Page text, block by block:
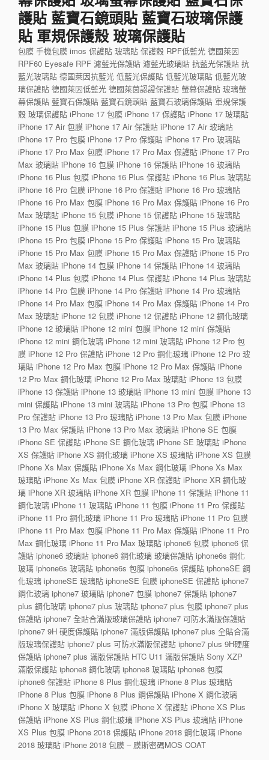
護貼 藍寶石鏡頭貼 藍寶石玻璃保護
貼 軍規保護殼 玻璃保護貼
包膜 手機包膜 imos 保護貼 玻璃貼 保護殼 RPF低藍光 德國萊因
RPF60 Eyesafe RPF 濾藍光保護貼 濾藍光玻璃貼 抗藍光保護貼 抗
藍光玻璃貼 德國萊因抗藍光 低藍光保護貼 低藍光玻璃貼 低藍光玻
璃保護貼 德國萊因低藍光 德國萊茵認證保護貼 螢幕保護貼 玻璃螢
幕保護貼 藍寶石保護貼 藍寶石鏡頭貼 藍寶石玻璃保護貼 軍規保護
殼 玻璃保護貼 iPhone 17 包膜 iPhone 17 保護貼 iPhone 17 玻璃貼
iPhone 17 Air 包膜 iPhone 17 Air 保護貼 iPhone 17 Air 玻璃貼
iPhone 17 Pro 包膜 iPhone 17 Pro 保護貼 iPhone 17 Pro 玻璃貼
iPhone 17 Pro Max 包膜 iPhone 17 Pro Max 保護貼 iPhone 17 Pro
Max 玻璃貼 iPhone 16 包膜 iPhone 16 保護貼 iPhone 16 玻璃貼
iPhone 16 Plus 包膜 iPhone 16 Plus 保護貼 iPhone 16 Plus 玻璃貼
iPhone 16 Pro 包膜 iPhone 16 Pro 保護貼 iPhone 16 Pro 玻璃貼
iPhone 16 Pro Max 包膜 iPhone 16 Pro Max 保護貼 iPhone 16 Pro
Max 玻璃貼 iPhone 15 包膜 iPhone 15 保護貼 iPhone 15 玻璃貼
iPhone 15 Plus 包膜 iPhone 15 Plus 保護貼 iPhone 15 Plus 玻璃貼
iPhone 15 Pro 包膜 iPhone 15 Pro 保護貼 iPhone 15 Pro 玻璃貼
iPhone 15 Pro Max 包膜 iPhone 15 Pro Max 保護貼 iPhone 15 Pro
Max 玻璃貼 iPhone 14 包膜 iPhone 14 保護貼 iPhone 14 玻璃貼
iPhone 14 Plus 包膜 iPhone 14 Plus 保護貼 iPhone 14 Plus 玻璃貼
iPhone 14 Pro 包膜 iPhone 14 Pro 保護貼 iPhone 14 Pro 玻璃貼
iPhone 14 Pro Max 包膜 iPhone 14 Pro Max 保護貼 iPhone 14 Pro
Max 玻璃貼 iPhone 12 包膜 iPhone 12 保護貼 iPhone 12 鋼化玻璃
iPhone 12 玻璃貼 iPhone 12 mini 包膜 iPhone 12 mini 保護貼
iPhone 12 mini 鋼化玻璃 iPhone 12 mini 玻璃貼 iPhone 12 Pro 包
膜 iPhone 12 Pro 保護貼 iPhone 12 Pro 鋼化玻璃 iPhone 12 Pro 玻
璃貼 iPhone 12 Pro Max 包膜 iPhone 12 Pro Max 保護貼 iPhone
12 Pro Max 鋼化玻璃 iPhone 12 Pro Max 玻璃貼 iPhone 13 包膜
iPhone 13 保護貼 iPhone 13 玻璃貼 iPhone 13 mini 包膜 iPhone 13
mini 保護貼 iPhone 13 mini 玻璃貼 iPhone 13 Pro 包膜 iPhone 13
Pro 保護貼 iPhone 13 Pro 玻璃貼 iPhone 13 Pro Max 包膜 iPhone
13 Pro Max 保護貼 iPhone 13 Pro Max 玻璃貼 iPhone SE 包膜
iPhone SE 保護貼 iPhone SE 鋼化玻璃 iPhone SE 玻璃貼 iPhone
XS 保護貼 iPhone XS 鋼化玻璃 iPhone XS 玻璃貼 iPhone XS 包膜
iPhone Xs Max 保護貼 iPhone Xs Max 鋼化玻璃 iPhone Xs Max
玻璃貼 iPhone Xs Max 包膜 iPhone XR 保護貼 iPhone XR 鋼化玻
璃 iPhone XR 玻璃貼 iPhone XR 包膜 iPhone 11 保護貼 iPhone 11
鋼化玻璃 iPhone 11 玻璃貼 iPhone 11 包膜 iPhone 11 Pro 保護貼
iPhone 11 Pro 鋼化玻璃 iPhone 11 Pro 玻璃貼 iPhone 11 Pro 包膜
iPhone 11 Pro Max 包膜 iPhone 11 Pro Max 保護貼 iPhone 11 Pro
Max 鋼化玻璃 iPhone 11 Pro Max 玻璃貼 iphone6 包膜 iphone6 保
護貼 iphone6 玻璃貼 iphone6 鋼化玻璃 玻璃保護貼 iphone6s 鋼化
玻璃 iphone6s 玻璃貼 iphone6s 包膜 iphone6s 保護貼 iphoneSE 鋼
化玻璃 iphoneSE 玻璃貼 iphoneSE 包膜 iphoneSE 保護貼 iphone7
鋼化玻璃 iphone7 玻璃貼 iphone7 包膜 iphone7 保護貼 iphone7
plus 鋼化玻璃 iphone7 plus 玻璃貼 iphone7 plus 包膜 iphone7 plus
保護貼 iphone7 全貼合滿版玻璃保護貼 iphone7 可防水滿版保護貼
iphone7 9H 硬度保護貼 iphone7 滿版保護貼 iphone7 plus 全貼合滿
版玻璃保護貼 iphone7 plus 可防水滿版保護貼 iphone7 plus 9H硬度
保護貼 iphone7 plus 滿版保護貼 HTC U11 滿版保護貼 Sony XZP
滿版保護貼 iphone8 鋼化玻璃 iphone8 玻璃貼 iphone8 包膜
iphone8 保護貼 iPhone 8 Plus 鋼化玻璃 iPhone 8 Plus 玻璃貼
iPhone 8 Plus 包膜 iPhone 8 Plus 鋼保護貼 iPhone X 鋼化玻璃
iPhone X 玻璃貼 iPhone X 包膜 iPhone X 保護貼 iPhone XS Plus
保護貼 iPhone XS Plus 鋼化玻璃 iPhone XS Plus 玻璃貼 iPhone
XS Plus 包膜 iPhone 2018 保護貼 iPhone 2018 鋼化玻璃 iPhone
2018 玻璃貼 iPhone 2018 包膜 – 膜斯密碼MOS COAT